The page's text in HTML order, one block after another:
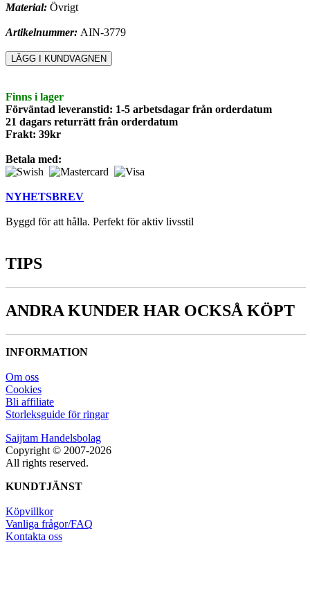
Material: Övrigt
Artikelnummer: AIN-3779
Finns i lager
Förväntad leveranstid: 1-5 arbetsdagar från orderdatum
21 dagars returrätt från orderdatum
Frakt: 39kr
Betala med:
NYHETSBREV
Byggd för att hålla. Perfekt för aktiv livsstil
TIPS
ANDRA KUNDER HAR OCKSÅ KÖPT
INFORMATION
Om oss
Cookies
Bli affiliate
Storleksguide för ringar
Saijtam Handelsbolag
Copyright © 2007-2026
All rights reserved.
KUNDTJÄNST
Köpvillkor
Vanliga frågor/FAQ
Kontakta oss